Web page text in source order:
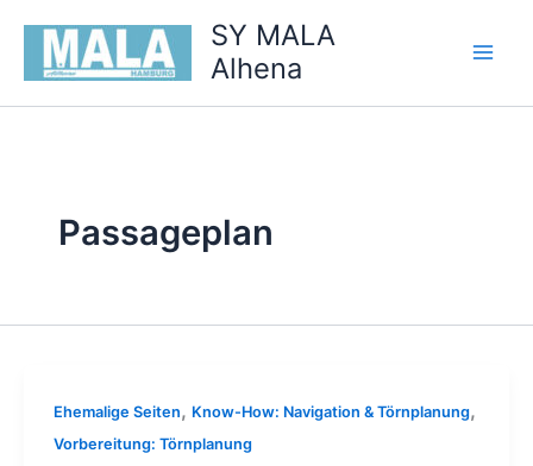
springen
SY MALA
Alhena
Passageplan
Ehemalige Seiten, Know-How: Navigation & Törnplanung,
Vorbereitung: Törnplanung